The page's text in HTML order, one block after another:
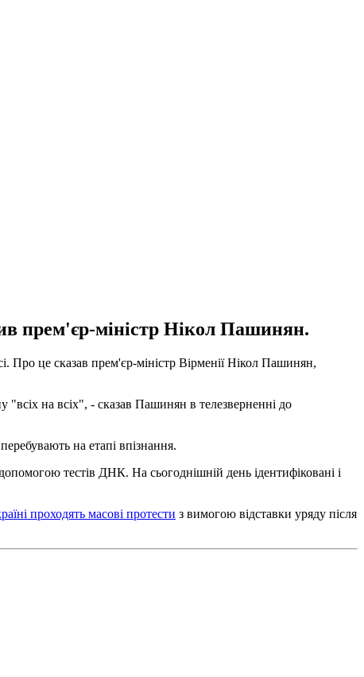
прем'єр-міністр Нікол Пашинян.
Про це сказав прем'єр-міністр Вірменії Нікол Пашинян,
на всіх", - сказав Пашинян в телезверненні до
на етапі впізнання.
тестів ДНК. На сьогоднішній день ідентифіковані і
проходять масові протести з вимогою відставки уряду після